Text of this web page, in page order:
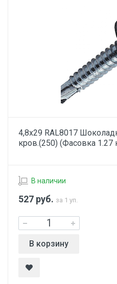
4,8х29 RAL8017
кров.(250) (Фасовка 1.27
В наличии
527 руб. за 1 уп.
В корзину